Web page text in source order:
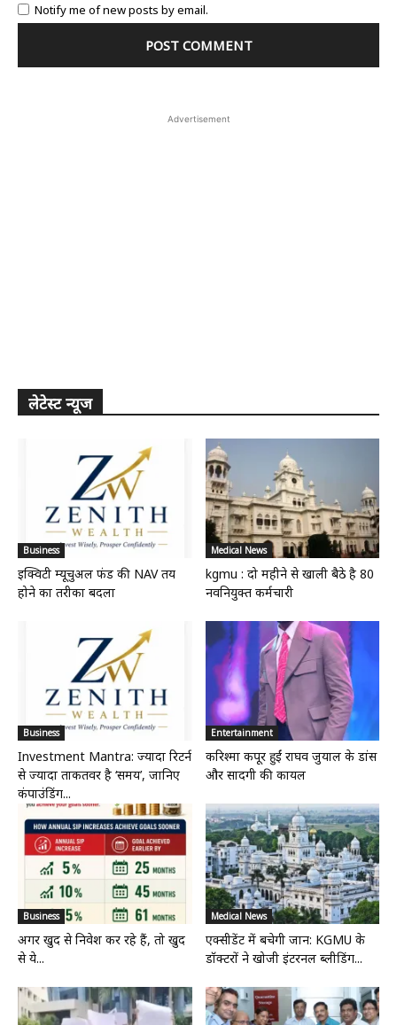
Notify me of new posts by email.
Advertisement
लेटेस्ट न्यूज
Business
इक्विटी म्यूचुअल फंड की NAV तय
होने का तरीका बदला
Medical News
kgmu : दो महीने से खाली बैठे है 80
नवनियुक्त कर्मचारी
Business
Investment Mantra: ज्यादा रिटर्न
से ज्यादा ताकतवर है ‘समय’, जानिए
कंपाउंडिंग...
Entertainment
करिश्मा कपूर हुईं राघव जुयाल के डांस
और सादगी की कायल
Business
अगर खुद से निवेश कर रहे हैं, तो खुद
से ये...
Medical News
एक्सीडेंट में बचेगी जान: KGMU के
डॉक्टरों ने खोजी इंटरनल ब्लीडिंग...